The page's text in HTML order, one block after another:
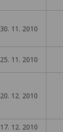
30. 11. 2010
25. 11. 2010
20. 12. 2010
17. 12. 2010